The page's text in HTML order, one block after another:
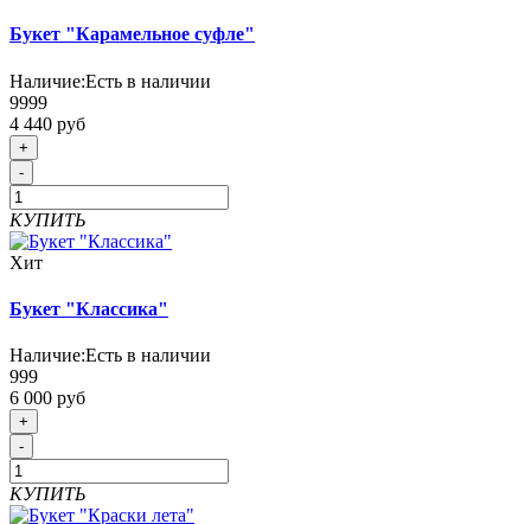
Букет "Карамельное суфле"
Наличие:Есть в наличии
9999
4 440 руб
+
-
КУПИТЬ
Хит
Букет "Классика"
Наличие:Есть в наличии
999
6 000 руб
+
-
КУПИТЬ